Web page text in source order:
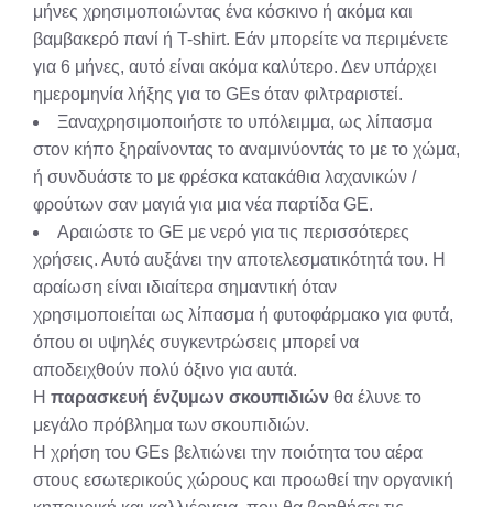
μήνες χρησιμοποιώντας ένα κόσκινο ή ακόμα και
βαμβακερό πανί ή T-shirt. Εάν μπορείτε να περιμένετε
για 6 μήνες, αυτό είναι ακόμα καλύτερο. Δεν υπάρχει
ημερομηνία λήξης για το GEs όταν φιλτραριστεί.
Ξαναχρησιμοποιήστε το υπόλειμμα, ως λίπασμα
στον κήπο ξηραίνοντας το αναμινύοντάς το με το χώμα,
ή συνδυάστε το με φρέσκα κατακάθια λαχανικών /
φρούτων σαν μαγιά για μια νέα παρτίδα GE.
Αραιώστε το GE με νερό για τις περισσότερες
χρήσεις. Αυτό αυξάνει την αποτελεσματικότητά του. Η
αραίωση είναι ιδιαίτερα σημαντική όταν
χρησιμοποιείται ως λίπασμα ή φυτοφάρμακο για φυτά,
όπου οι υψηλές συγκεντρώσεις μπορεί να
αποδειχθούν πολύ όξινο για αυτά.
Η παρασκευή ένζυμων σκουπιδιών θα έλυνε το
μεγάλο πρόβλημα των σκουπιδιών.
Η χρήση του GEs βελτιώνει την ποιότητα του αέρα
στους εσωτερικούς χώρους και προωθεί την οργανική